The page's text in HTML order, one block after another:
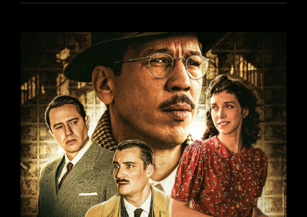
DE
SALVADORI
PRÉSENTÉ
À
VANCOUVER
LE
2
SEPTEMBRE